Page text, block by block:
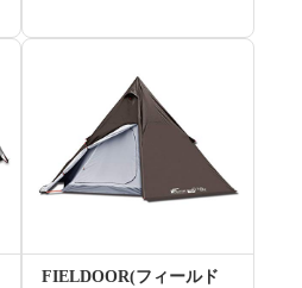
FIELDOOR(フィールド